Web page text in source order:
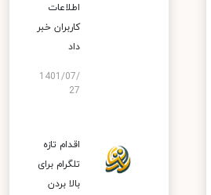
اطلاعات
کاربران خبر
داد
1401/07/
27
اقدام تازه
تلگرام برای
بالا بردن